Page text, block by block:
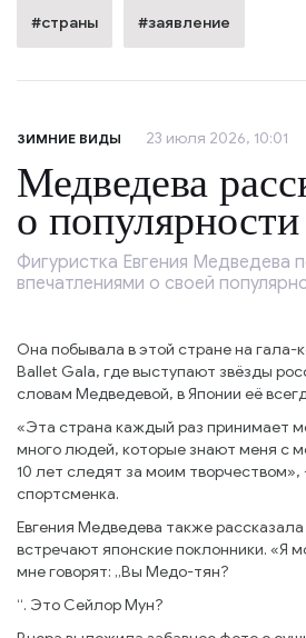
#страны #заявление
ЗИМНИЕ ВИДЫ 23 июля 2026, 10:01
Медведева
о
Фигуристка Евгения Медведева
впечатлениями о своей
Она побывала в этой стране на гала-
Ballet Gala, где выступают звёзды
словам Медведевой, в Японии её
«Эта страна каждый раз принимает
много людей, которые знают меня с
10 лет следят за моим
спортсменка.
Евгения Медведева также
встречают японские поклонники. «Я
мне говорят: „Вы Медо-тян?
“. Это Сейлор Мун?